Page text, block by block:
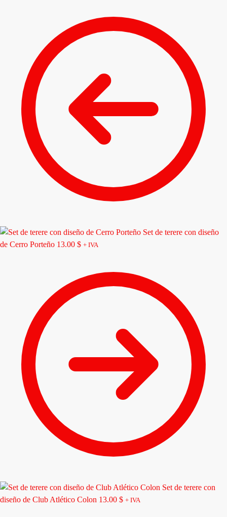
Set de terere con diseño
de Cerro Porteño 13.00 $ + IVA
Set de terere con
diseño de Club Atlético Colon 13.00 $ + IVA